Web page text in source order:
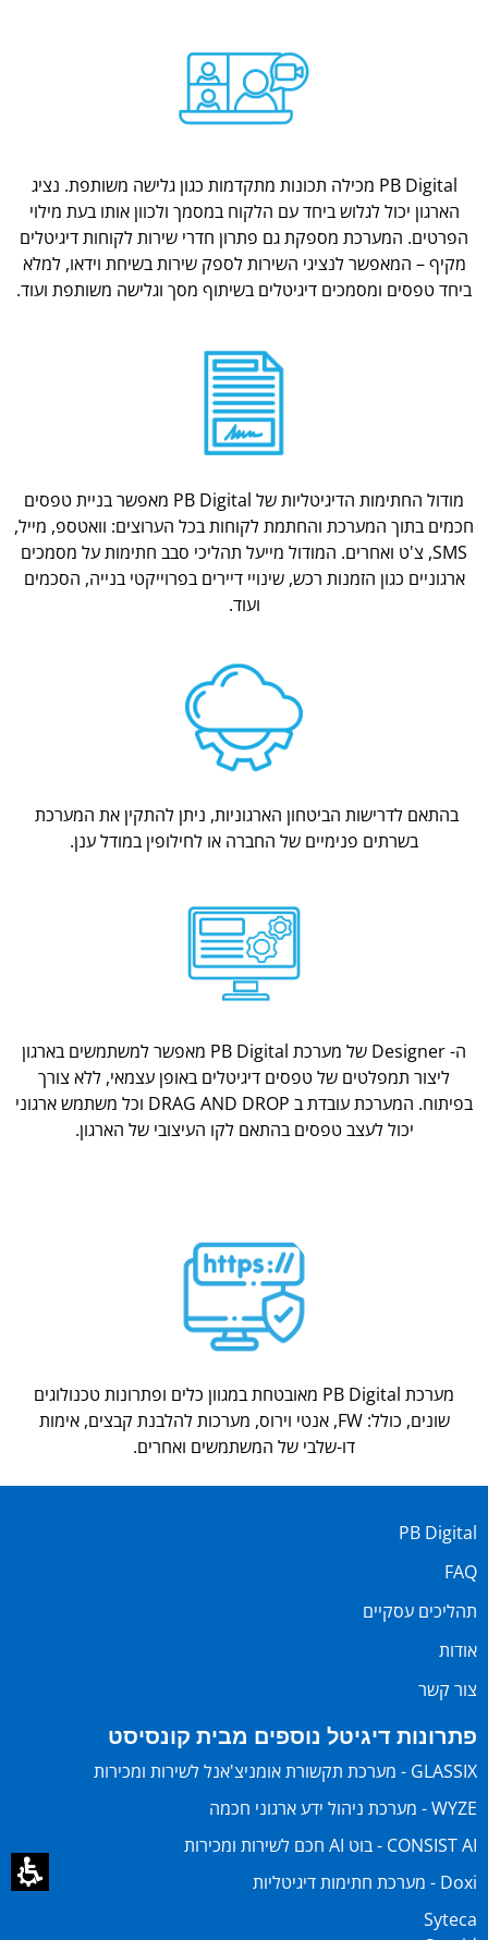
PB Digital מכילה תכונות מתקדמות כגון גלישה משותפת. נציג
הארגון יכול לגלוש ביחד עם הלקוח במסמך ולכוון אותו בעת מילוי
הפרטים. המערכת מספקת גם פתרון חדרי שירות לקוחות דיגיטלים
מקיף – המאפשר לנציגי השירות לספק שירות בשיחת וידאו, למלא
ביחד טפסים ומסמכים דיגיטלים בשיתוף מסך וגלישה משותפת ועוד.
מודול החתימות הדיגיטליות של PB Digital מאפשר בניית טפסים
חכמים בתוך המערכת והחתמת לקוחות בכל הערוצים: וואטספ, מייל,
SMS, צ'ט ואחרים. המודול מייעל תהליכי סבב חתימות על מסמכים
ארגוניים כגון הזמנות רכש, שינויי דיירים בפרוייקטי בנייה, הסכמים
ועוד.
בהתאם לדרישות הביטחון הארגוניות, ניתן להתקין את המערכת
בשרתים פנימיים של החברה או לחילופין במודל ענן.
ה- Designer של מערכת PB Digital מאפשר למשתמשים בארגון
ליצור תמפלטים של טפסים דיגיטלים באופן עצמאי, ללא צורך
בפיתוח. המערכת עובדת ב DRAG AND DROP וכל משתמש ארגוני
יכול לעצב טפסים בהתאם לקו העיצובי של הארגון.
מערכת PB Digital מאובטחת במגוון כלים ופתרונות טכנולוגים
שונים, כולל: FW, אנטי וירוס, מערכות להלבנת קבצים, אימות
דו-שלבי של המשתמשים ואחרים.
PB Digital
FAQ
תהליכים עסקיים
אודות
צור קשר
פתרונות דיגיטל נוספים מבית קונסיסט
GLASSIX - מערכת תקשורת אומניצ'אנל לשירות ומכירות
WYZE - מערכת ניהול ידע ארגוני חכמה
CONSIST AI - בוט AI חכם לשירות ומכירות
Doxi - מערכת חתימות דיגיטליות
Syteca